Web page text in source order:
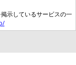
示しているサービスの一